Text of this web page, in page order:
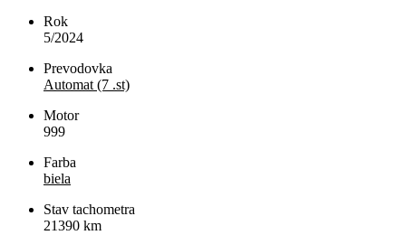
Rok
5/2024
Prevodovka
Automat (7 .st)
Motor
999
Farba
biela
Stav tachometra
21390 km